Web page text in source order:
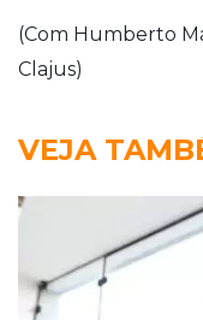
(Com Humberto
Clajus)
VEJA